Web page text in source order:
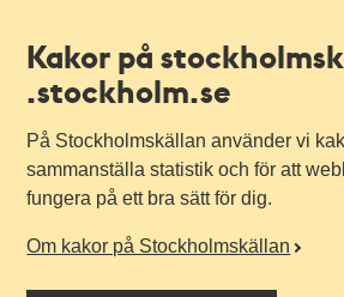
Kakor på
.stockholm.se
På Stockholmskällan använder vi
sammanställa statistik och för att
fungera på ett bra sätt för dig.
Om kakor på Stockholmskällan